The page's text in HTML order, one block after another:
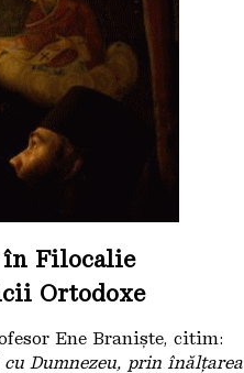
în Filocalie
Ortodoxe
Ene Braniște, citim:
Dumnezeu, prin înălțarea